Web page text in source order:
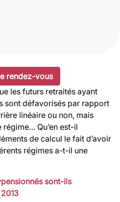
rendez-vous
les futurs retraités ayant
sont défavorisés par rapport
linéaire ou non, mais
Qu’en est-il
de calcul le fait d’avoir
régimes a-t-il une
sont-ils